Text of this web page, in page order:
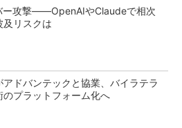
ー攻撃――OpenAIやClaudeで相次
及リスクは
アドバンテックと協業、バイラテラ
のプラットフォーム化へ